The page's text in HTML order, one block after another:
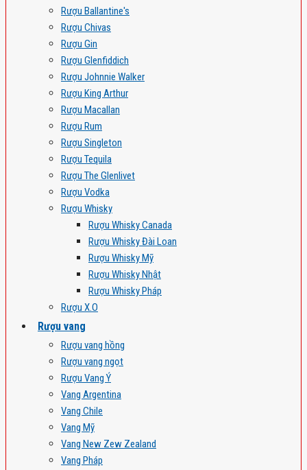
Rượu Ballantine's
Rượu Chivas
Rượu Gin
Rượu Glenfiddich
Rượu Johnnie Walker
Rượu King Arthur
Rượu Macallan
Rượu Rum
Rượu Singleton
Rượu Tequila
Rượu The Glenlivet
Rượu Vodka
Rượu Whisky
Rượu Whisky Canada
Rượu Whisky Đài Loan
Rượu Whisky Mỹ
Rượu Whisky Nhật
Rượu Whisky Pháp
Rượu X.O
Rượu vang
Rượu vang hồng
Rượu vang ngọt
Rượu Vang Ý
Vang Argentina
Vang Chile
Vang Mỹ
Vang New Zew Zealand
Vang Pháp